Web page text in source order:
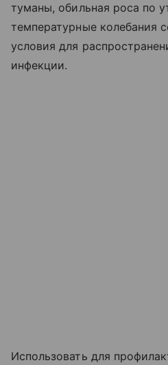
туманы, обильная роса по
температурные колебания
условия для
инфекции.
Использовать для